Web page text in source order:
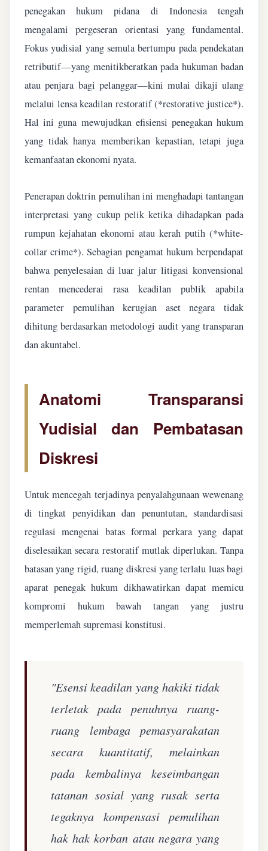
penegakan hukum pidana di Indonesia tengah
mengalami pergeseran orientasi yang fundamental.
Fokus yudisial yang semula bertumpu pada pendekatan
retributif—yang menitikberatkan pada hukuman badan
atau penjara bagi pelanggar—kini mulai dikaji ulang
melalui lensa keadilan restoratif (*restorative justice*).
Hal ini guna mewujudkan efisiensi penegakan hukum
yang tidak hanya memberikan kepastian, tetapi juga
kemanfaatan ekonomi nyata.
Penerapan doktrin pemulihan ini menghadapi tantangan
interpretasi yang cukup pelik ketika dihadapkan pada
rumpun kejahatan ekonomi atau kerah putih (*white-
collar crime*). Sebagian pengamat hukum berpendapat
bahwa penyelesaian di luar jalur litigasi konvensional
rentan mencederai rasa keadilan publik apabila
parameter pemulihan kerugian aset negara tidak
dihitung berdasarkan metodologi audit yang transparan
dan akuntabel.
Anatomi Transparansi
Yudisial dan Pembatasan
Diskresi
Untuk mencegah terjadinya penyalahgunaan wewenang
di tingkat penyidikan dan penuntutan, standardisasi
regulasi mengenai batas formal perkara yang dapat
diselesaikan secara restoratif mutlak diperlukan. Tanpa
batasan yang rigid, ruang diskresi yang terlalu luas bagi
aparat penegak hukum dikhawatirkan dapat memicu
kompromi hukum bawah tangan yang justru
memperlemah supremasi konstitusi.
"Esensi keadilan yang hakiki tidak
terletak pada penuhnya ruang-
ruang lembaga pemasyarakatan
secara kuantitatif, melainkan
pada kembalinya keseimbangan
tatanan sosial yang rusak serta
tegaknya kompensasi pemulihan
hak hak korban atau negara yang